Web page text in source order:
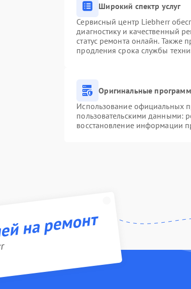
Широкий спектр услуг
Сервисный центр Liebherr
диагностику и качественный
статус ремонта онлайн. Также
продления срока службы
Оригинальные
Использование официальных
пользовательскими данными:
восстановление информации
на ремонт